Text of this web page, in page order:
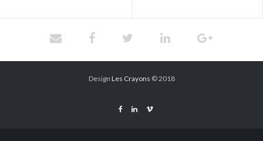
Design Les Crayons © 2018